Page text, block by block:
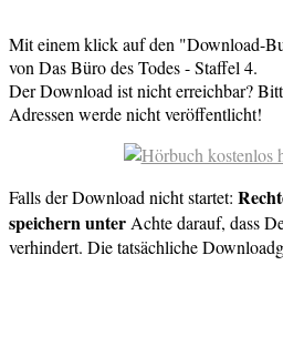
Mit einem klick auf den "Download-
von Das Büro des Todes - Staffel 4.
Der Download ist nicht erreichbar?
Adressen werde nicht veröffentlicht!
Falls der Download nicht startet:
speichern unter Achte darauf, dass
verhindert. Die tatsächliche